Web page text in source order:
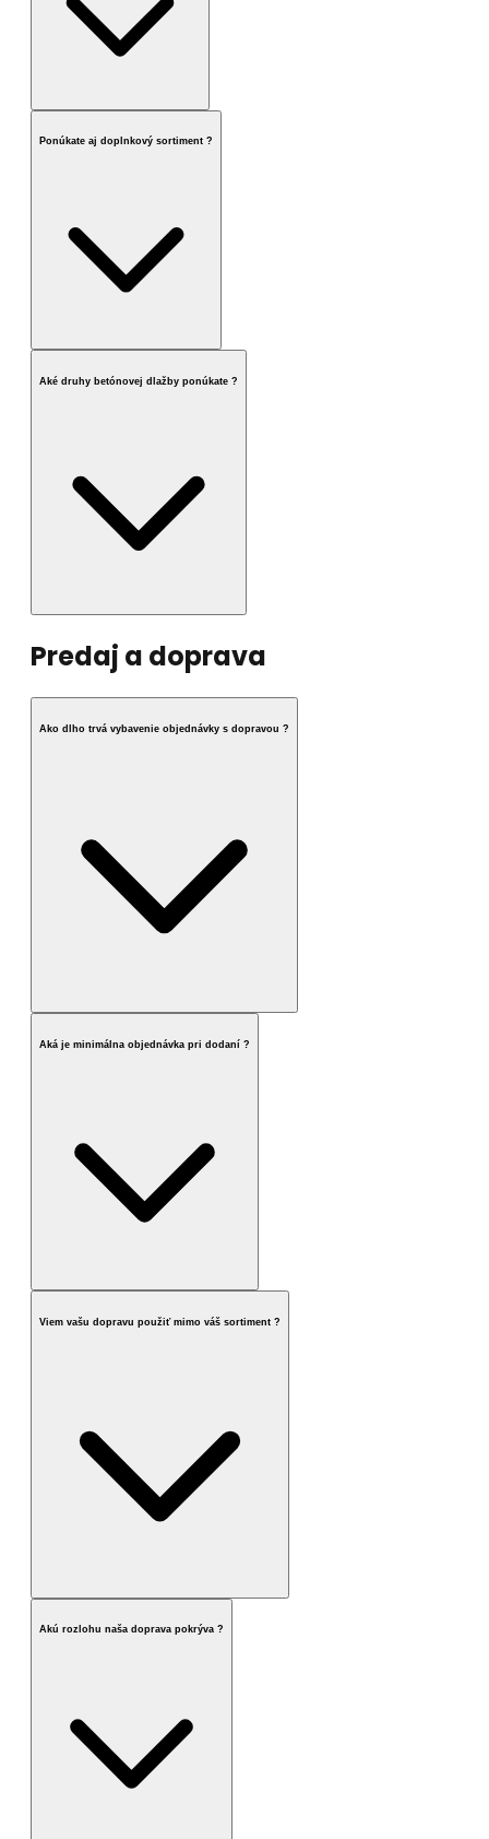
Ponúkate aj doplnkový sortiment ?
Aké druhy betónovej dlažby ponúkate ?
Predaj a doprava
Ako dlho trvá vybavenie objednávky s dopravou ?
Aká je minimálna objednávka pri dodaní ?
Viem vašu dopravu použiť mimo váš sortiment ?
Akú rozlohu naša doprava pokrýva ?